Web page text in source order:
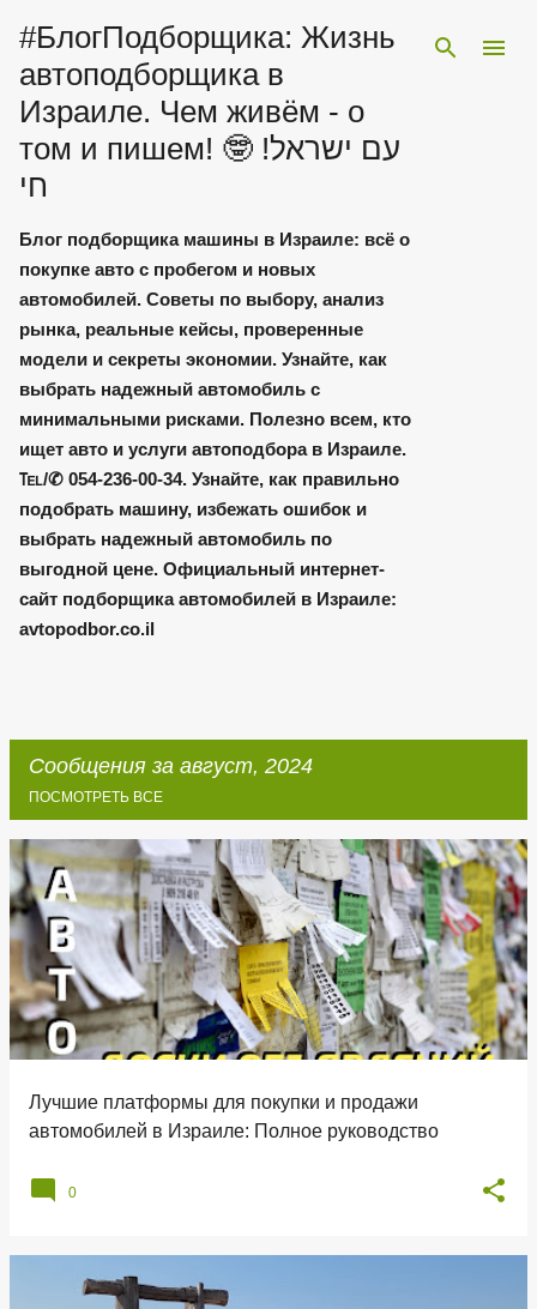
#БлогПодборщика: Жизнь
автоподборщика в
Израиле. Чем живём - о
том и пишем! 🤓 !עם ישראל
חי
Блог подборщика машины в Израиле: всё о
покупке авто с пробегом и новых
автомобилей. Советы по выбору, анализ
рынка, реальные кейсы, проверенные
модели и секреты экономии. Узнайте, как
выбрать надежный автомобиль с
минимальными рисками. Полезно всем, кто
ищет авто и услуги автоподбора в Израиле.
℡/✆ 054-236-00-34. Узнайте, как правильно
подобрать машину, избежать ошибок и
выбрать надежный автомобиль по
выгодной цене. Официальный интернет-
сайт подборщика автомобилей в Израиле:
avtopodbor.co.il
Сообщения за август, 2024
ПОСМОТРЕТЬ ВСЕ
С
о
о
б
щ
е
Лучшие платформы для покупки и продажи
автомобилей в Израиле: Полное руководство
0